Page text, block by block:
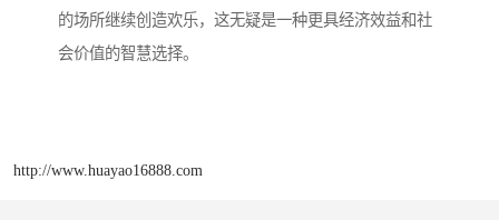
的场所继续创造欢乐，这无疑是一种更具经济效益和社
会价值的智慧选择。
http://www.huayao16888.com